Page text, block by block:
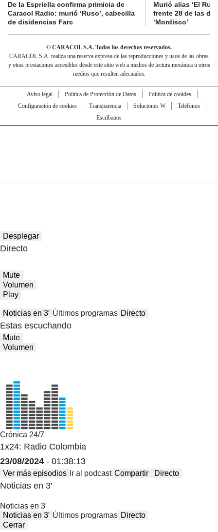
De la Espriella confirma primicia de
Caracol Radio: murió ‘Ruso’, cabecilla
de disidencias Farc
Murió alias ‘El
frente 28 de las
‘Mordisco’
© CARACOL S.A. Todos los derechos reservados.
CARACOL S.A. realiza una reserva expresa de las reproducciones y usos de las obras
y otras prestaciones accesibles desde este sitio web a medios de lectura mecánica u otros
medios que resulten adecuados.
Aviso legal Política de Protección de Datos
Política de cookies
Configuración de cookies
Transparencia Soluciones W
Teléfonos
Escríbanos
Desplegar
Directo
Mute
Volumen
Play
Noticias en 3′ Últimos programas Directo
Estas escuchando
Mute
Volumen
Crónica 24/7
1x24: Radio Colombia
23/08/2024 - 01:38:13
Ver más episodios Ir al podcast Compartir Directo
Noticias en 3′
Noticias en 3′
Noticias en 3′ Últimos programas Directo
Cerrar